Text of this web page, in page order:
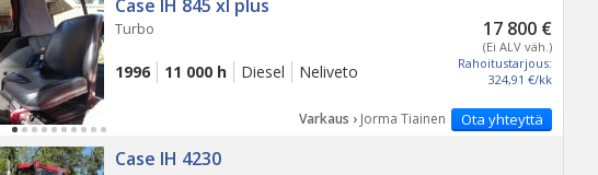
Case IH 845 xl plus
17 800 €
(Ei ALV väh.)
Rahoitustarjous:
324,91 €/kk
Turbo
1996 11 000 h Diesel Neliveto
Ota yhteyttä
Varkaus › Jorma Tiainen
Case IH 4230